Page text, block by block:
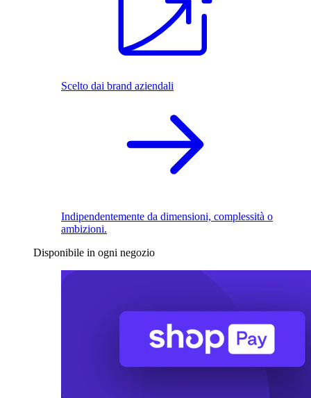
Scelto dai brand aziendali
Indipendentemente da dimensioni, complessità o
ambizioni.
Disponibile in ogni negozio